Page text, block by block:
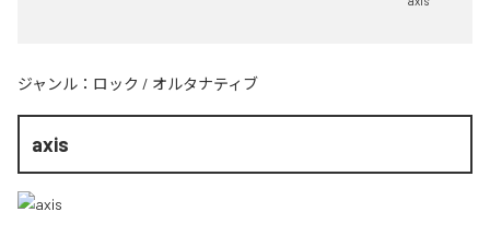
ジャンル： ロック / オルタナティブ
axis